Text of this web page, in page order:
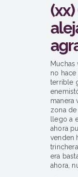
no
terrible
manera
zona
llego a
ahora
venden
era
ahora,